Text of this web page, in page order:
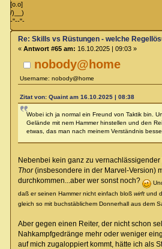
[o.o]
/)__)
-"--"-
nobody@home
Username: nobody@home
Re: Skills vs Rüstungen - welche
« Antwort #65 am: 16.10.2025 | 09:03 »
Zitat von: Quaint am 16.10.2025 | 08:38
Wobei ich ja normal ein Freund von Taktik bin.
Gelände mit nem Hammer hinstellen und den
etwas, das man nach meinem Verständnis
Nebenbei kein ganz zu vernachlässigender
Thor(insbesondere in der Marvel-Version)
durchkommen...aber wer sonst noch?
daß er seinen Hammer nicht einfach bloß wirftund
gleich so mit buchstäblichem Donnerhall aus dem
Aber gegen einen Reiter, der nicht schon
Nahkampfgedränge mehr oder weniger
auf mich zugaloppiert kommt, hätte ich als